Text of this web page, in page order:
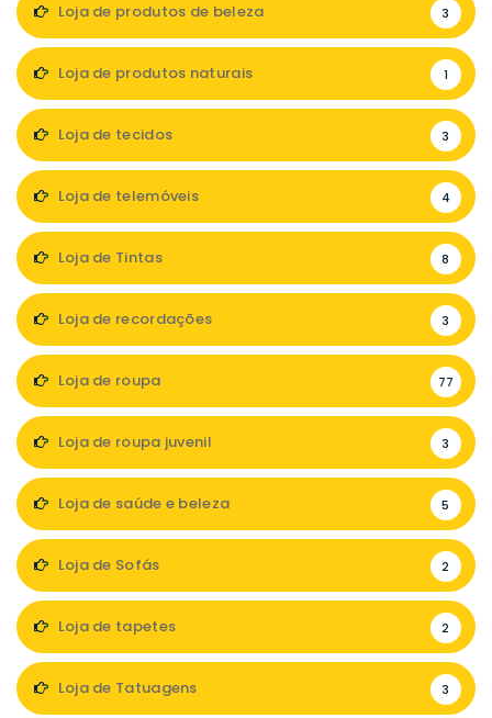
Loja de produtos de beleza 3
Loja de produtos naturais 1
Loja de tecidos 3
Loja de telemóveis 4
Loja de Tintas 8
Loja de recordações 3
Loja de roupa 77
Loja de roupa juvenil 3
Loja de saúde e beleza 5
Loja de Sofás 2
Loja de tapetes 2
Loja de Tatuagens 3